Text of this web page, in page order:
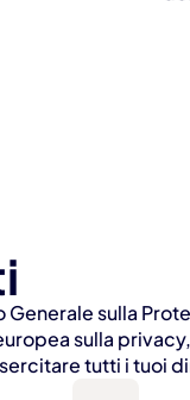
sulla
sulla
tutti i tuoi